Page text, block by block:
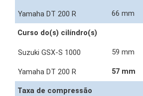
66 mm
Curso do(s) cilíndro(s)
59 mm
57 mm
Taxa de compressão